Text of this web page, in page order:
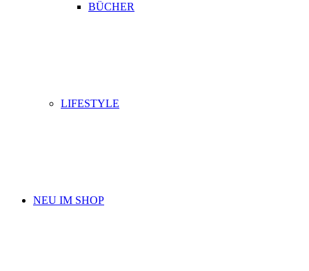
BÜCHER
LIFESTYLE
NEU IM SHOP